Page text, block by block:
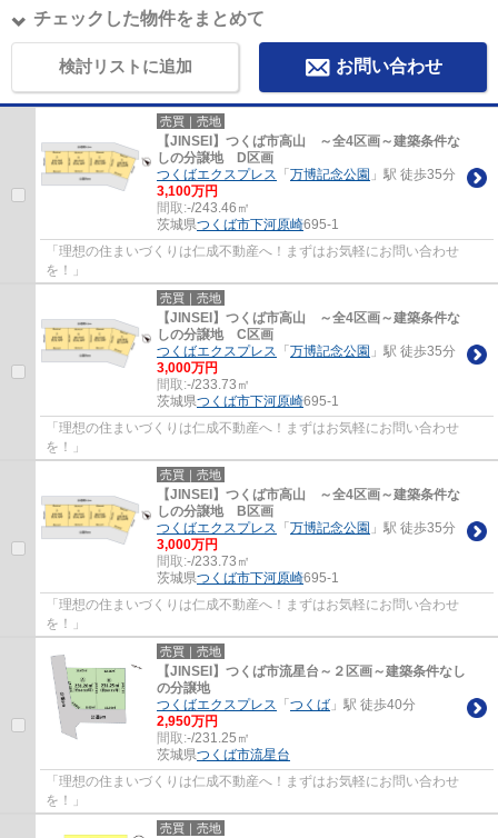
チェックした物件をまとめて
検討リストに追加 お問い合わせ
売買｜売地
【JINSEI】つくば市高山 ～全4区画～建築条件な
しの分譲地 D区画
つくばエクスプレス 「 万博記念公園 」駅 徒歩35分
3,100万円
間取:-/243.46㎡
茨城県つくば市下河原崎695-1
「理想の住まいづくりは仁成不動産へ！まずはお気軽にお問い合わせ
を！」
売買｜売地
【JINSEI】つくば市高山 ～全4区画～建築条件な
しの分譲地 C区画
つくばエクスプレス 「 万博記念公園 」駅 徒歩35分
3,000万円
間取:-/233.73㎡
茨城県つくば市下河原崎695-1
「理想の住まいづくりは仁成不動産へ！まずはお気軽にお問い合わせ
を！」
売買｜売地
【JINSEI】つくば市高山 ～全4区画～建築条件な
しの分譲地 B区画
つくばエクスプレス 「 万博記念公園 」駅 徒歩35分
3,000万円
間取:-/233.73㎡
茨城県つくば市下河原崎695-1
「理想の住まいづくりは仁成不動産へ！まずはお気軽にお問い合わせ
を！」
売買｜売地
【JINSEI】つくば市流星台～２区画～建築条件なし
の分譲地
つくばエクスプレス 「 つくば 」駅 徒歩40分
2,950万円
間取:-/231.25㎡
茨城県つくば市流星台
「理想の住まいづくりは仁成不動産へ！まずはお気軽にお問い合わせ
を！」
売買｜売地